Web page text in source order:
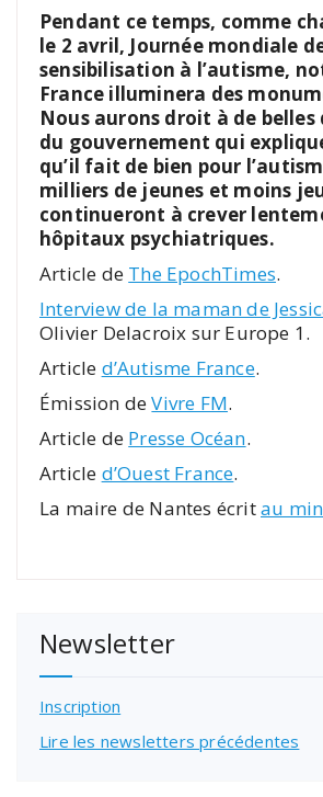
Pendant ce temps, comme
le 2 avril, Journée mondiale
sensibilisation à l’autisme,
France illuminera des
Nous aurons droit à de
du gouvernement qui
qu’il fait de bien pour
milliers de jeunes et moins
continueront à crever
hôpitaux psychiatriques.
Article de The EpochTimes.
Interview de la maman de
Olivier Delacroix sur Europe 1.
Article d’Autisme France.
Émission deVivre FM.
Article de Presse Océan.
Article d’Ouest France.
La maire de Nantes écritau
Newsletter
Inscription
Lire les newsletters précédentes